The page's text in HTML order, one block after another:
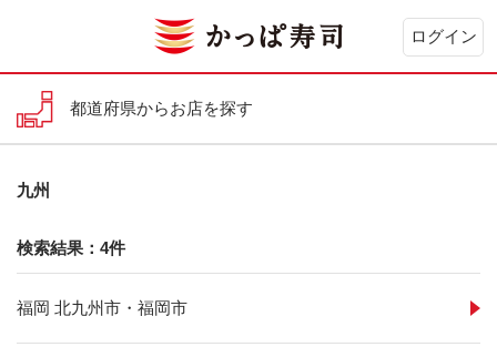
ログイン
都道府県からお店を探す
九州
検索結果：4件
福岡 北九州市・福岡市